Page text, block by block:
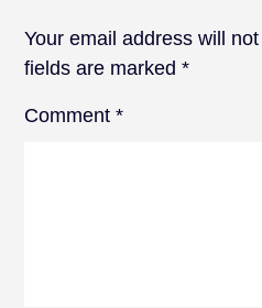
Your email address will
fields are marked*
Comment*